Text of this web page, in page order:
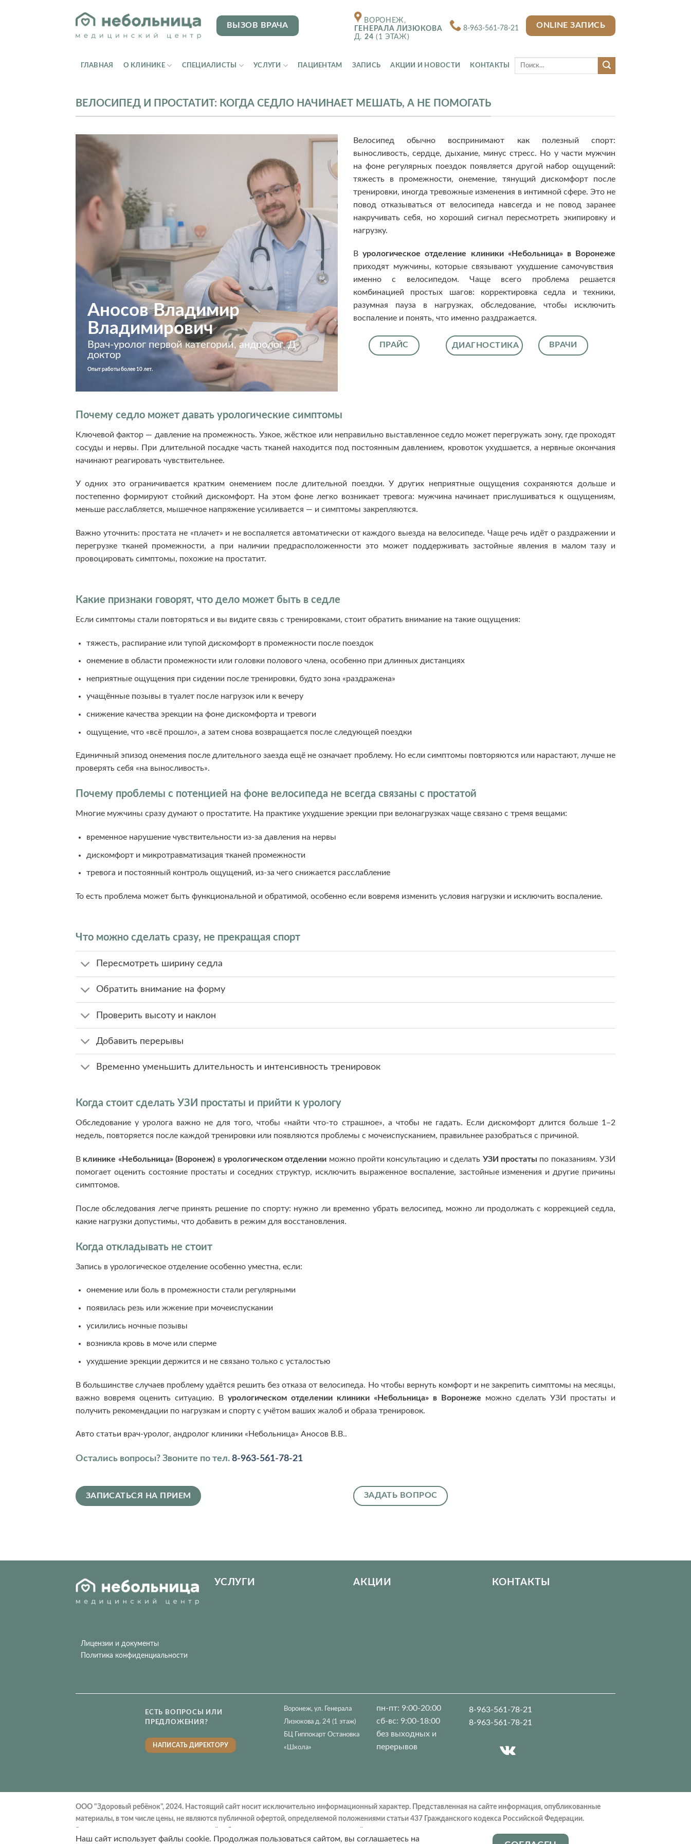
ВЫЗОВ ВРАЧА
ВОРОНЕЖ,
ГЕНЕРАЛА ЛИЗЮКОВА
Д. 24 (1 ЭТАЖ)
8-963-561-78-21 ONLINE ЗАПИСЬ
ГЛАВНАЯ О КЛИНИКЕ СПЕЦИАЛИСТЫ УСЛУГИ ПАЦИЕНТАМ ЗАПИСЬ АКЦИИ И НОВОСТИ КОНТАКТЫ
ВЕЛОСИПЕД И ПРОСТАТИТ: КОГДА СЕДЛО НАЧИНАЕТ МЕШАТЬ, А НЕ ПОМОГАТЬ
Аносов Владимир
Владимирович
Врач-уролог первой категории, андролог, Д-
доктор
Опыт работы более 10 лет.
Велосипед обычно воспринимают как полезный спорт:
выносливость, сердце, дыхание, минус стресс. Но у части мужчин
на фоне регулярных поездок появляется другой набор ощущений:
тяжесть в промежности, онемение, тянущий дискомфорт после
тренировки, иногда тревожные изменения в интимной сфере. Это не
повод отказываться от велосипеда навсегда и не повод заранее
накручивать себя, но хороший сигнал пересмотреть экипировку и
нагрузку.
Вурологическое отделение клиники «Небольница» в Воронеже
приходят мужчины, которые связывают ухудшение самочувствия
именно с велосипедом. Чаще всего проблема решается
комбинацией простых шагов: корректировка седла и техники,
разумная пауза в нагрузках, обследование, чтобы исключить
воспаление и понять, что именно раздражается.
ПРАЙС ДИАГНОСТИКА ВРАЧИ
Почему седло может давать урологические симптомы
Ключевой фактор — давление на промежность. Узкое, жёсткое или неправильно выставленное седло может перегружать зону, где проходят
сосуды и нервы. При длительной посадке часть тканей находится под постоянным давлением, кровоток ухудшается, а нервные окончания
начинают реагировать чувствительнее.
У одних это ограничивается кратким онемением после длительной поездки. У других неприятные ощущения сохраняются дольше и
постепенно формируют стойкий дискомфорт. На этом фоне легко возникает тревога: мужчина начинает прислушиваться к ощущениям,
меньше расслабляется, мышечное напряжение усиливается — и симптомы закрепляются.
Важно уточнить: простата не «плачет» и не воспаляется автоматически от каждого выезда на велосипеде. Чаще речь идёт о раздражении и
перегрузке тканей промежности, а при наличии предрасположенности это может поддерживать застойные явления в малом тазу и
провоцировать симптомы, похожие на простатит.
Какие признаки говорят, что дело может быть в седле
Если симптомы стали повторяться и вы видите связь с тренировками, стоит обратить внимание на такие ощущения:
тяжесть, распирание или тупой дискомфорт в промежности после поездок
онемение в области промежности или головки полового члена, особенно при длинных дистанциях
неприятные ощущения при сидении после тренировки, будто зона «раздражена»
учащённые позывы в туалет после нагрузок или к вечеру
снижение качества эрекции на фоне дискомфорта и тревоги
ощущение, что «всё прошло», а затем снова возвращается после следующей поездки
Единичный эпизод онемения после длительного заезда ещё не означает проблему. Но если симптомы повторяются или нарастают, лучше не
проверять себя «на выносливость».
Почему проблемы с потенцией на фоне велосипеда не всегда связаны с простатой
Многие мужчины сразу думают о простатите. На практике ухудшение эрекции при велонагрузках чаще связано с тремя вещами:
временное нарушение чувствительности из-за давления на нервы
дискомфорт и микротравматизация тканей промежности
тревога и постоянный контроль ощущений, из-за чего снижается расслабление
То есть проблема может быть функциональной и обратимой, особенно если вовремя изменить условия нагрузки и исключить воспаление.
Что можно сделать сразу, не прекращая спорт
Пересмотреть ширину седла
Обратить внимание на форму
Проверить высоту и наклон
Добавить перерывы
Временно уменьшить длительность и интенсивность тренировок
Когда стоит сделать УЗИ простаты и прийти к урологу
Обследование у уролога важно не для того, чтобы «найти что-то страшное», а чтобы не гадать. Если дискомфорт длится больше 1–2
недель, повторяется после каждой тренировки или появляются проблемы с мочеиспусканием, правильнее разобраться с причиной.
В клинике «Небольница» (Воронеж) в урологическом отделении можно пройти консультацию и сделать УЗИ простаты по показаниям. УЗИ
помогает оценить состояние простаты и соседних структур, исключить выраженное воспаление, застойные изменения и другие причины
симптомов.
После обследования легче принять решение по спорту: нужно ли временно убрать велосипед, можно ли продолжать с коррекцией седла,
какие нагрузки допустимы, что добавить в режим для восстановления.
Когда откладывать не стоит
Запись в урологическое отделение особенно уместна, если:
онемение или боль в промежности стали регулярными
появилась резь или жжение при мочеиспускании
усилились ночные позывы
возникла кровь в моче или сперме
ухудшение эрекции держится и не связано только с усталостью
В большинстве случаев проблему удаётся решить без отказа от велосипеда. Но чтобы вернуть комфорт и не закрепить симптомы на месяцы,
важно вовремя оценить ситуацию. В урологическом отделении клиники «Небольница» в Воронеже можно сделать УЗИ простаты и
получить рекомендации по нагрузкам и спорту с учётом ваших жалоб и образа тренировок.
Авто статьи врач-уролог, андролог клиники «Небольница» Аносов В.В..
Остались вопросы? Звоните по тел. 8-963-561-78-21
ЗАПИСАТЬСЯ НА ПРИЕМ ЗАДАТЬ ВОПРОС
Наш сайт использует файлы cookie. Продолжая пользоваться сайтом, вы соглашаетесь на
Лицензии и документы
Политика конфиденциальности
УСЛУГИ АКЦИИ КОНТАКТЫ
ЕСТЬ ВОПРОСЫ ИЛИ
ПРЕДЛОЖЕНИЯ?
НАПИСАТЬ ДИРЕКТОРУ
Воронеж, ул. Генерала
Лизюкова д. 24 (1 этаж)
БЦ Гиппокарт Остановка
«Школа»
пн-пт: 9:00-20:00
сб-вс: 9:00-18:00
без выходных и
перерывов
8-963-561-78-21
8-963-561-78-21
ООО "Здоровый ребёнок", 2024. Настоящий сайт носит исключительно информационный характер. Представленная на сайте информация, опубликованные
материалы, в том числе цены, не являются публичной офертой, определяемой положениями статьи 437 Гражданского кодекса Российской Федерации.